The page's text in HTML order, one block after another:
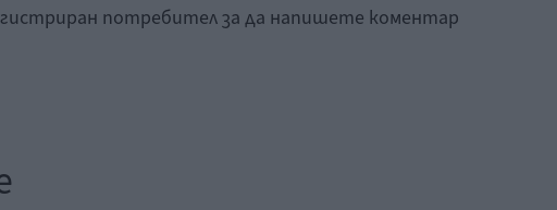
потребител за да напишете коментар